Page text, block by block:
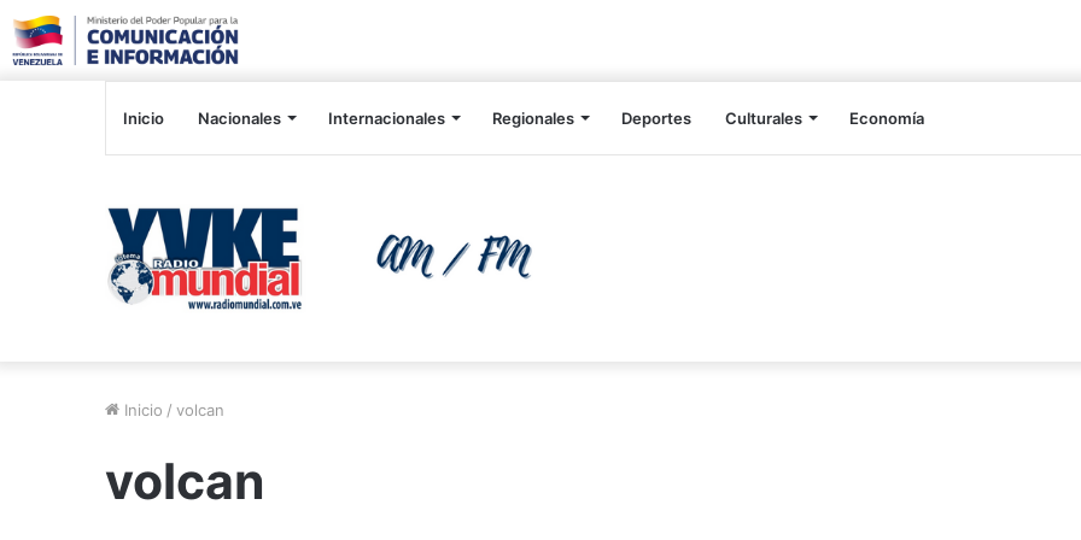
Inicio Nacionales Internacionales Regionales Deportes Culturales Economía
Inicio / volcan
volcan